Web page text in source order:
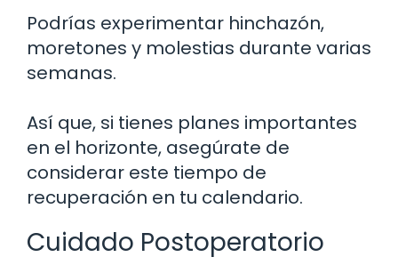
Podrías experimentar hinchazón,
moretones y molestias durante varias
semanas.
Así que, si tienes planes importantes
en el horizonte, asegúrate de
considerar este tiempo de
recuperación en tu calendario.
Cuidado Postoperatorio